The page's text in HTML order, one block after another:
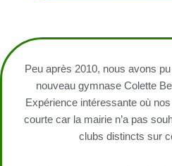
Peu après 2010, nous avons
nouveau gymnase Colette
Expérience intéressante où
courte car la mairie n’a pas
clubs distincts sur